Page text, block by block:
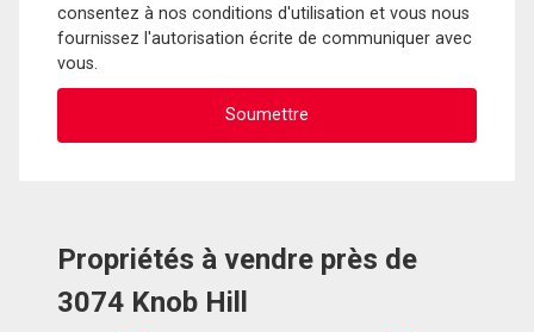
consentez à nos conditions d'utilisation et vous nous
fournissez l'autorisation écrite de communiquer avec
vous.
Propriétés à vendre près de
3074 Knob Hill